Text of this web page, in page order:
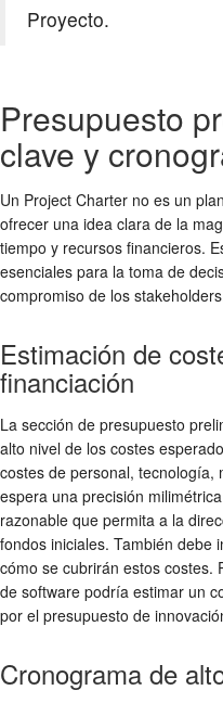
Proyecto.
Presupuesto
clave y
Un Project Charter no es un
ofrecer una idea clara de la
tiempo y recursos financieros.
esenciales para la toma de
compromiso de los
Estimación de
financiación
La sección de presupuesto
alto nivel de los costes
costes de personal, tecnología,
espera una precisión
razonable que permita a la
fondos iniciales. También debe
cómo se cubrirán estos costes.
de software podría estimar un
por el presupuesto de
Cronograma de